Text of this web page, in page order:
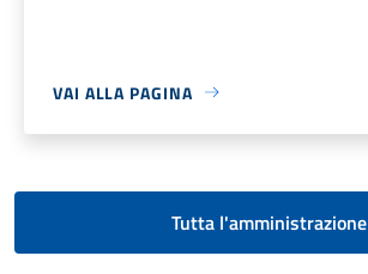
VAI ALLA PAGINA
Tutta l'amministrazione